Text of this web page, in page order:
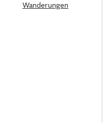
Wanderungen